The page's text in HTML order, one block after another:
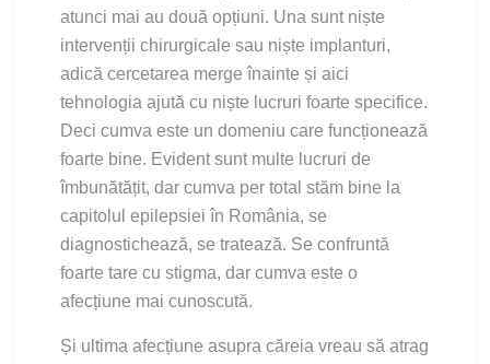
atunci mai au două opțiuni. Una sunt niște
intervenții chirurgicale sau niște implanturi,
adică cercetarea merge înainte și aici
tehnologia ajută cu niște lucruri foarte specifice.
Deci cumva este un domeniu care funcționează
foarte bine. Evident sunt multe lucruri de
îmbunătățit, dar cumva per total stăm bine la
capitolul epilepsiei în România, se
diagnostichează, se tratează. Se confruntă
foarte tare cu stigma, dar cumva este o
afecțiune mai cunoscută.
Și ultima afecțiune asupra căreia vreau să atrag